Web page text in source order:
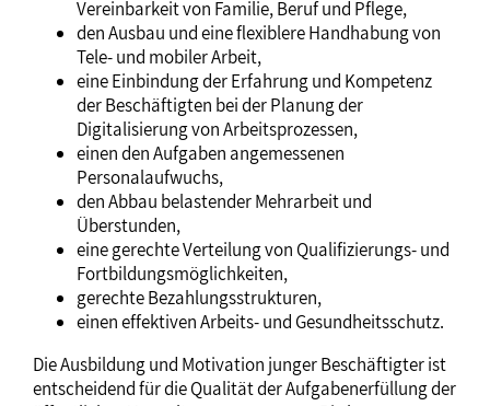
Vereinbarkeit von Familie, Beruf und Pflege,
den Ausbau und eine flexiblere Handhabung von
Tele- und mobiler Arbeit,
eine Einbindung der Erfahrung und Kompetenz
der Beschäftigten bei der Planung der
Digitalisierung von Arbeitsprozessen,
einen den Aufgaben angemessenen
Personalaufwuchs,
den Abbau belastender Mehrarbeit und
Überstunden,
eine gerechte Verteilung von Qualifizierungs- und
Fortbildungsmöglichkeiten,
gerechte Bezahlungsstrukturen,
einen effektiven Arbeits- und Gesundheitsschutz.
Die Ausbildung und Motivation junger Beschäftigter ist
entscheidend für die Qualität der Aufgabenerfüllung der